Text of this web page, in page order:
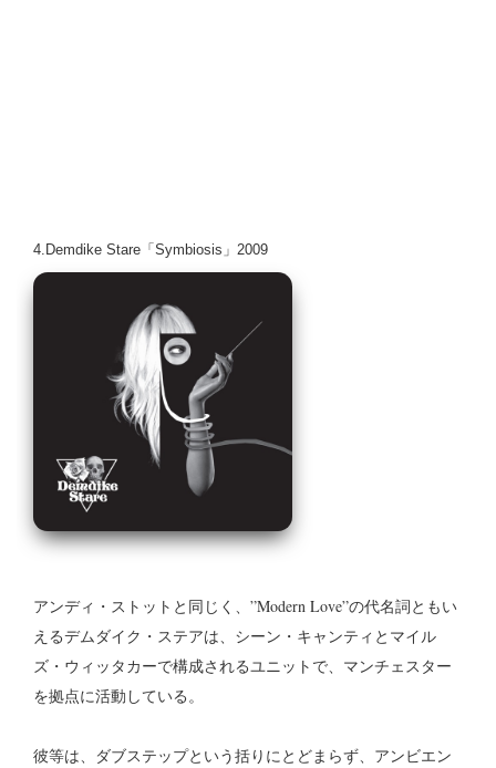
4.Demdike Stare「Symbiosis」2009
アンディ・ストットと同じく、”Modern Love”の代名詞ともい
えるデムダイク・ステアは、シーン・キャンティとマイル
ズ・ウィッタカーで構成されるユニットで、マンチェスター
を拠点に活動している。
彼等は、ダブステップという括りにとどまらず、アンビエン